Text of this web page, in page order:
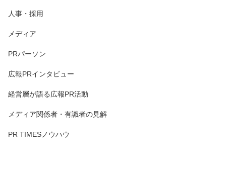
人事・採用
メディア
PRパーソン
広報PRインタビュー
経営層が語る広報PR活動
メディア関係者・有識者の見解
PR TIMESノウハウ